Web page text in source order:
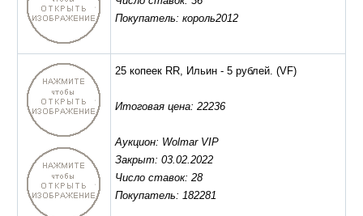
Покупатель: король2012
25 копеек RR, Ильин - 5 рублей. (VF)
Итоговая цена: 22236
Аукцион: Wolmar VIP
Закрыт: 03.02.2022
Число ставок: 28
Покупатель: 182281